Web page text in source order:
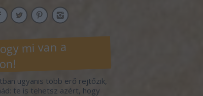
mi van a
ugyanis több erő rejtőzik,
te is tehetsz azért, hogy